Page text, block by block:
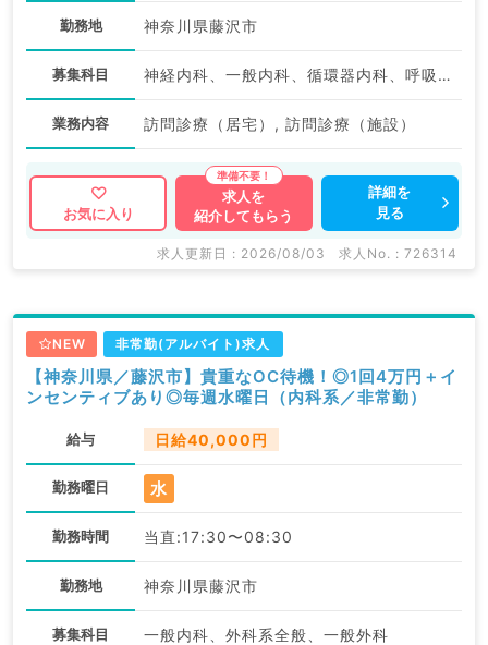
勤務地 神奈川県藤沢市
募集科目 神経内科、一般内科、循環器内科、呼吸器内科、消化器内科、内分泌・代謝内科、腎臓内科、老年内科、血液内科、膠原病科
業務内容 訪問診療（居宅）, 訪問診療（施設）
お気に入り
求人を
紹介してもらう
詳細を
見る
求人更新日 : 2026/08/03 求人No. : 726314
NEW 非常勤(アルバイト)求人
【神奈川県／藤沢市】貴重なOC待機！◎1回4万円＋イ
ンセンティブあり◎毎週水曜日（内科系／非常勤）
給与 日給40,000円
勤務曜日 水
勤務時間 当直:17:30〜08:30
勤務地 神奈川県藤沢市
募集科目 一般内科、外科系全般、一般外科